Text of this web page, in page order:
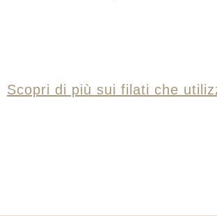
Scopri di più sui filati che